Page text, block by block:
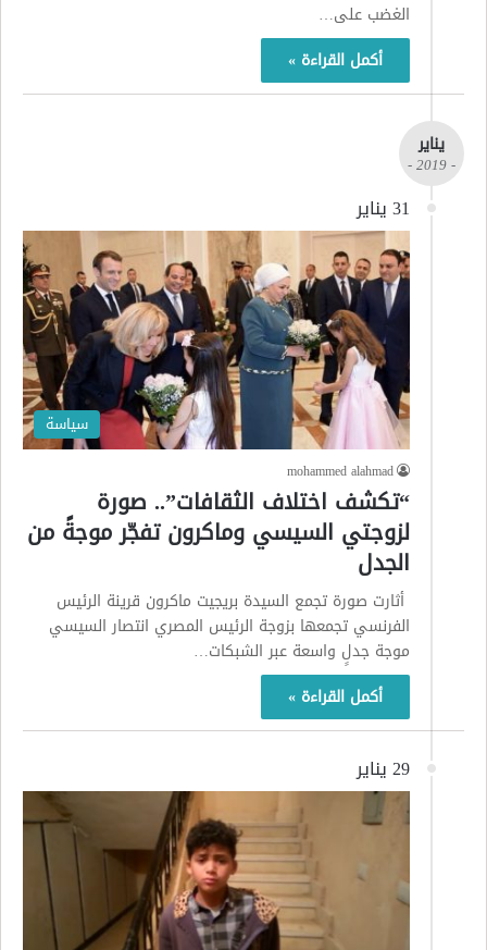
الغضب على…
أكمل القراءة »
يناير
- 2019 -
31 يناير
سياسة
mohammed alahmad
“تكشف اختلاف الثقافات”.. صورة
لزوجتي السيسي وماكرون تفجّر موجةً من
الجدل
أثارت صورة تجمع السيدة بريجيت ماكرون قرينة الرئيس
الفرنسي تجمعها بزوجة الرئيس المصري انتصار السيسي
موجة جدلٍ واسعة عبر الشبكات…
أكمل القراءة »
29 يناير